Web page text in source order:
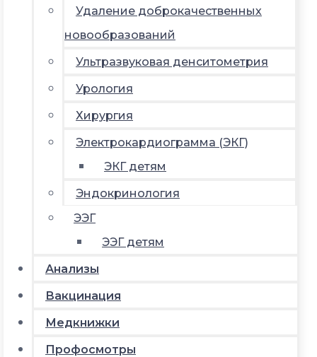
Удаление доброкачественных
новообразований
Ультразвуковая денситометрия
Урология
Хирургия
Электрокардиограмма (ЭКГ)
ЭКГ детям
Эндокринология
ЭЭГ
ЭЭГ детям
Анализы
Вакцинация
Медкнижки
Профосмотры